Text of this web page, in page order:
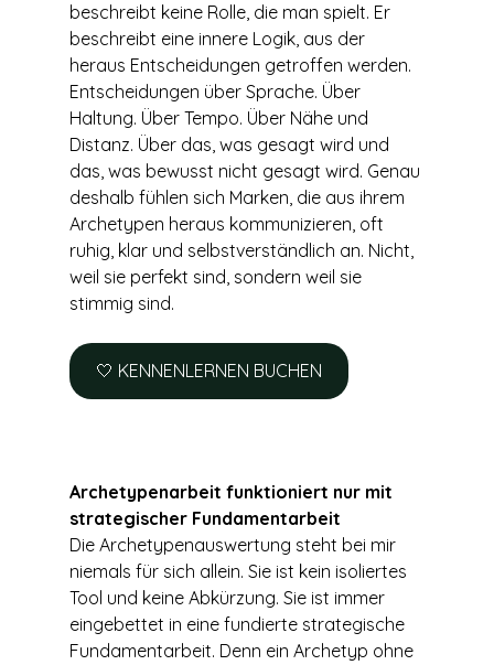
beschreibt keine Rolle, die man spielt. Er
beschreibt eine innere Logik, aus der
heraus Entscheidungen getroffen werden.
Entscheidungen über Sprache. Über
Haltung. Über Tempo. Über Nähe und
Distanz. Über das, was gesagt wird und
das, was bewusst nicht gesagt wird. Genau
deshalb fühlen sich Marken, die aus ihrem
Archetypen heraus kommunizieren, oft
ruhig, klar und selbstverständlich an. Nicht,
weil sie perfekt sind, sondern weil sie
stimmig sind.
🤍 KENNENLERNEN BUCHEN
Archetypenarbeit funktioniert nur mit
strategischer Fundamentarbeit
Die Archetypenauswertung steht bei mir
niemals für sich allein. Sie ist kein isoliertes
Tool und keine Abkürzung. Sie ist immer
eingebettet in eine fundierte strategische
Fundamentarbeit. Denn ein Archetyp ohne